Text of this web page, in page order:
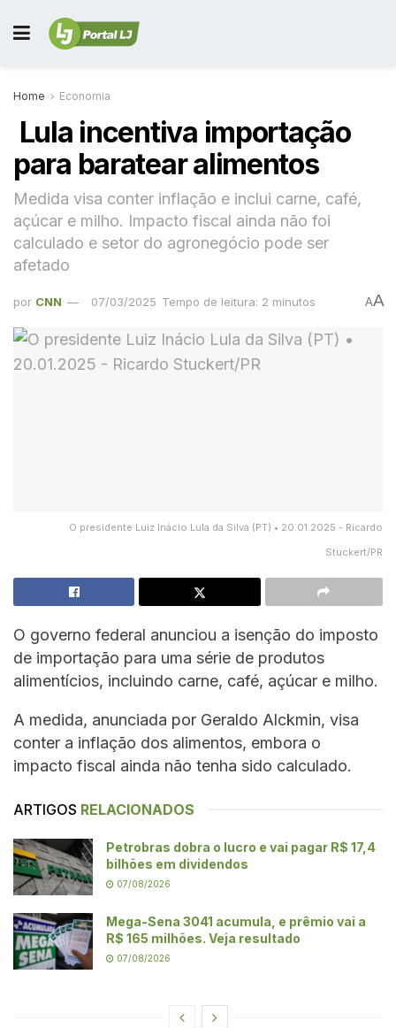
Home Economia
Lula incentiva importação
para baratear alimentos
Medida visa conter inflação e inclui carne, café,
açúcar e milho. Impacto fiscal ainda não foi
calculado e setor do agronegócio pode ser
afetado
por CNN 07/03/2025 Tempo de leitura: 2 minutos AA
O presidente Luiz Inácio Lula da Silva (PT) • 20.01.2025 - Ricardo
Stuckert/PR
O governo federal anunciou a isenção do imposto
de importação para uma série de produtos
alimentícios, incluindo carne, café, açúcar e milho.
A medida, anunciada por Geraldo Alckmin, visa
conter a inflação dos alimentos, embora o
impacto fiscal ainda não tenha sido calculado.
ARTIGOS RELACIONADOS
Petrobras dobra o lucro e vai pagar R$ 17,4
bilhões em dividendos
07/08/2026
Mega-Sena 3041 acumula, e prêmio vai a
R$ 165 milhões. Veja resultado
07/08/2026